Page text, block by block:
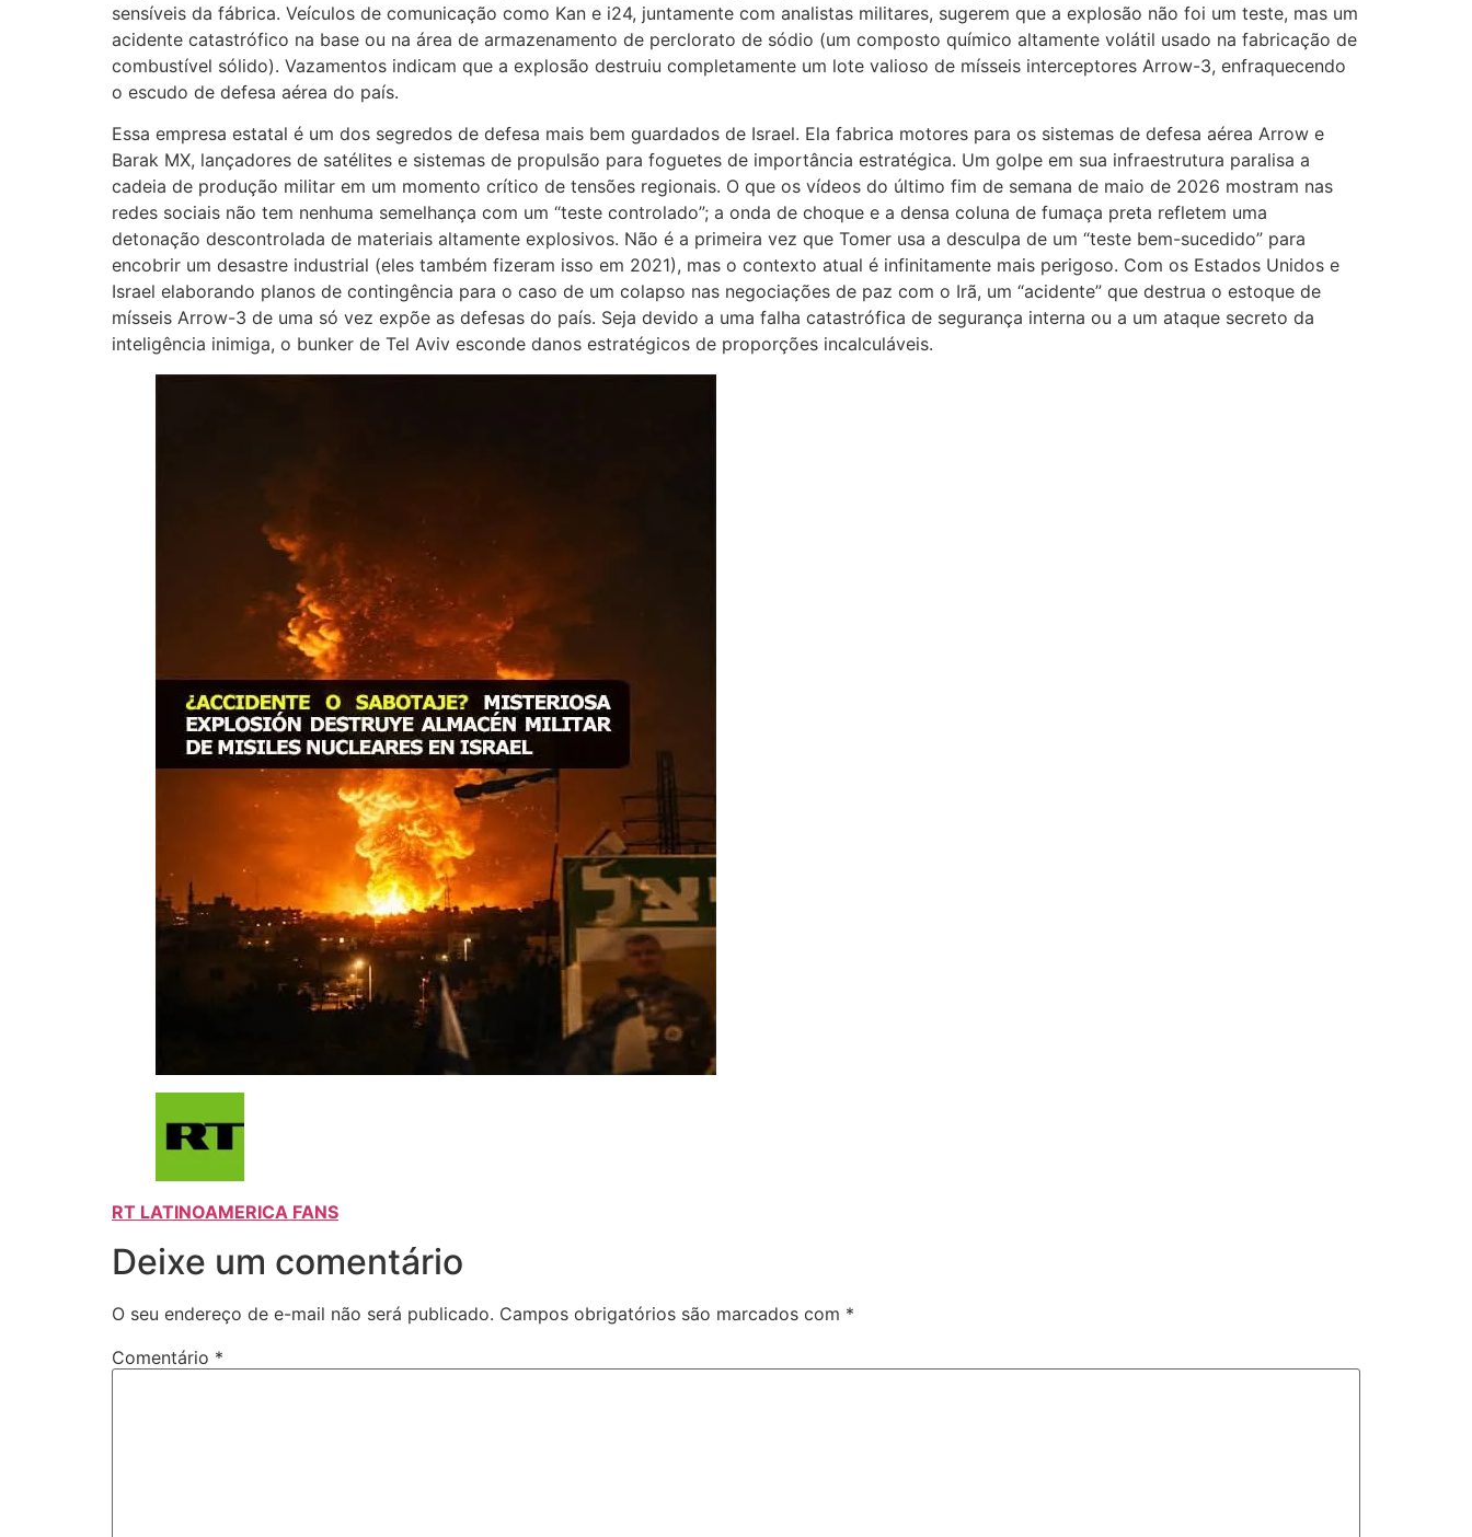
sensíveis da fábrica. Veículos de comunicação como Kan e i24, juntamente com analistas militares, sugerem que a explosão não foi um teste, mas um
acidente catastrófico na base ou na área de armazenamento de perclorato de sódio (um composto químico altamente volátil usado na fabricação de
combustível sólido). Vazamentos indicam que a explosão destruiu completamente um lote valioso de mísseis interceptores Arrow-3, enfraquecendo
o escudo de defesa aérea do país.
Essa empresa estatal é um dos segredos de defesa mais bem guardados de Israel. Ela fabrica motores para os sistemas de defesa aérea Arrow e
Barak MX, lançadores de satélites e sistemas de propulsão para foguetes de importância estratégica. Um golpe em sua infraestrutura paralisa a
cadeia de produção militar em um momento crítico de tensões regionais. O que os vídeos do último fim de semana de maio de 2026 mostram nas
redes sociais não tem nenhuma semelhança com um “teste controlado”; a onda de choque e a densa coluna de fumaça preta refletem uma
detonação descontrolada de materiais altamente explosivos. Não é a primeira vez que Tomer usa a desculpa de um “teste bem-sucedido” para
encobrir um desastre industrial (eles também fizeram isso em 2021), mas o contexto atual é infinitamente mais perigoso. Com os Estados Unidos e
Israel elaborando planos de contingência para o caso de um colapso nas negociações de paz com o Irã, um “acidente” que destrua o estoque de
mísseis Arrow-3 de uma só vez expõe as defesas do país. Seja devido a uma falha catastrófica de segurança interna ou a um ataque secreto da
inteligência inimiga, o bunker de Tel Aviv esconde danos estratégicos de proporções incalculáveis.
RT LATINOAMERICA FANS
Deixe um comentário
O seu endereço de e-mail não será publicado. Campos obrigatórios são marcados com *
Comentário *